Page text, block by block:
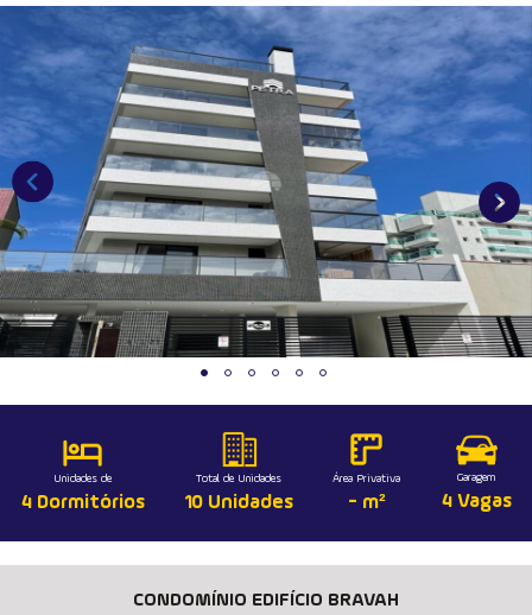
Unidades de
4 Dormitórios
Total de Unidades
10 Unidades
Área Privativa
- m²
Garagem
4 Vagas
CONDOMÍNIO EDIFÍCIO BRAVAH